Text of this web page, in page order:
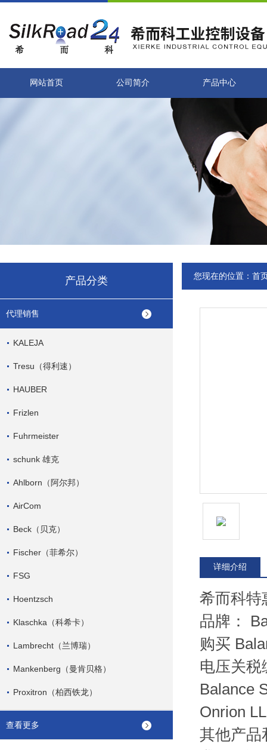
网站首页 公司简介 产品中心
产品分类
代理销售
KALEJA
Tresu（得利速）
HAUBER
Frizlen
Fuhrmeister
schunk 雄克
Ahlborn（阿尔邦）
AirCom
Beck（贝克）
Fischer（菲希尔）
FSG
Hoentzsch
Klaschka（科希卡）
Lambrecht（兰博瑞）
Mankenberg（曼肯贝格）
Proxitron（柏西铁龙）
查看更多
您现在的位置： 首
详细介绍
希而科特
品牌：
购买
电压关税
Balance
Onrion
其他产品